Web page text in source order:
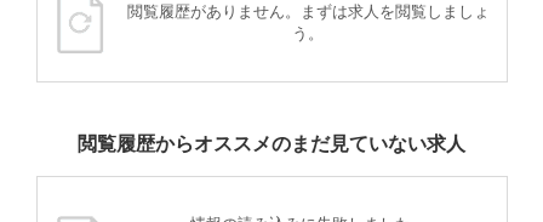
閲覧履歴がありません。まずは求人を閲覧しましょ
う。
閲覧履歴からオススメのまだ見ていない求人